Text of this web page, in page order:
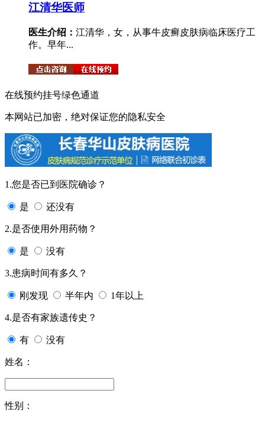
江清华医师
医生介绍： 江清华，女，从事牛皮癣皮肤病临床医疗工
作。早年...
在线预约挂号绿色通道
本网站已加密，绝对保证您的隐私安全
1.您是否已到医院确诊？
是 还没有
2.是否使用外用药物？
是 没有
3.患病时间有多久？
刚发现 半年内 1年以上
4.是否有家族遗传史？
有 没有
姓名：
性别：